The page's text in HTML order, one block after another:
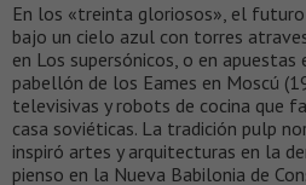
En los «treinta gloriosos», el
bajo un cielo azul con torres
en Los supersónicos, o en
pabellón de los Eames en Moscú
televisivas y robots de cocina que
casa soviéticas. La tradición pulp
inspiró artes y arquitecturas en la
pienso en la Nueva Babilonia de